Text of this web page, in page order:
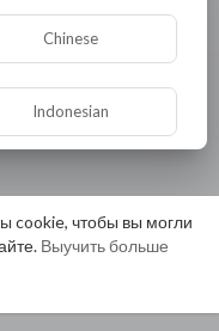
cookie, чтобы вы могли
Выучить больше
пока!
Chinese
Indonesian
Japanese